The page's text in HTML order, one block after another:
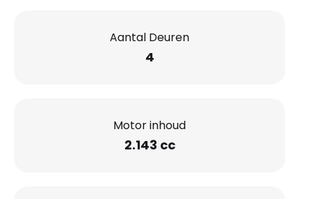
Aantal Deuren
4
Motor inhoud
2.143 cc